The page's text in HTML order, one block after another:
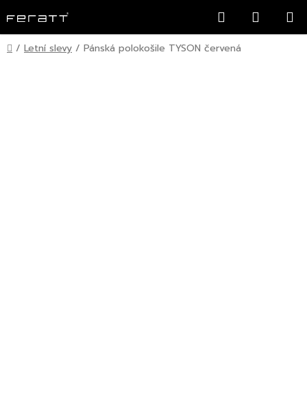
na
obsah
Hledat
KOŠÍK
Domů
/ Letní slevy / Pánská polokošile TYSON červená